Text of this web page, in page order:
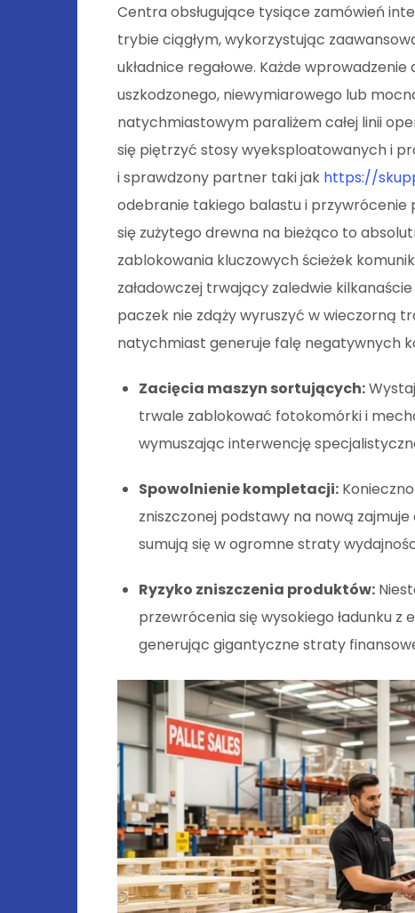
Centra obsługujące tysiące zamówień
trybie ciągłym, wykorzystując
układnice regałowe. Każde
uszkodzonego, niewymiarowego lub
natychmiastowym paraliżem całej linii
się piętrzyć stosy wyeksploatowanych i
i sprawdzony partner taki jak https://
odebranie takiego balastu i przywrócenie
się zużytego drewna na bieżąco to
zablokowania kluczowych ścieżek
załadowczej trwający zaledwie
paczek nie zdąży wyruszyć w wieczorną
natychmiast generuje falę negatywnych
Zacięcia maszyn sortujących:
trwale zablokować fotokomórki i
wymuszając interwencję
Spowolnienie kompletacji:
zniszczonej podstawy na nową
sumują się w ogromne straty
Ryzyko zniszczenia produktów:
przewrócenia się wysokiego ładunku
generując gigantyczne straty